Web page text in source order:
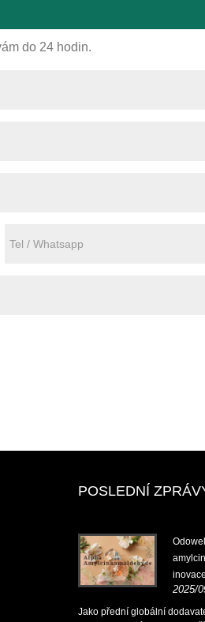
do 24 hodin.
POSLEDNÍ
2025/
Jako přední globální